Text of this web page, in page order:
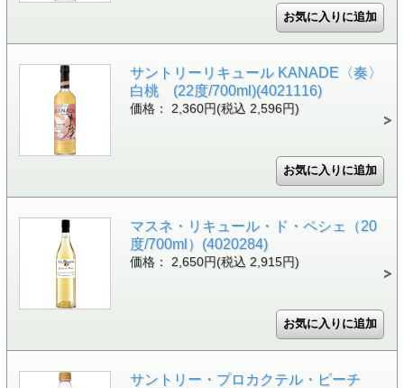
サントリーリキュール KANADE〈奏〉
白桃 (22度/700ml)(4021116)
価格： 2,360円(税込 2,596円)
マスネ・リキュール・ド・ペシェ（20
度/700ml）(4020284)
価格： 2,650円(税込 2,915円)
サントリー・プロカクテル・ピーチ